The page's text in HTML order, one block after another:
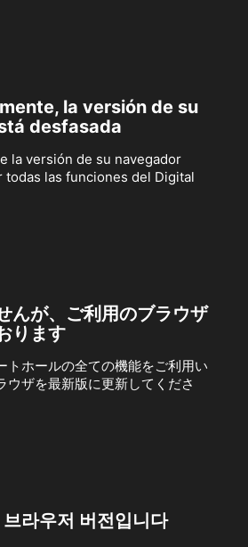
la versión de su
desfasada
la versión de su navegador
todas las funciones del Digital
んが、ご利用のブラウザ
ります
トホールの全ての機能をご利用い
ウザを最新版に更新してくださ
라우저 버전입니다